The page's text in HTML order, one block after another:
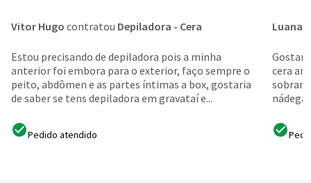
Vitor Hugo contratou Depiladora - Cera
Estou precisando de depiladora pois a minha
anterior foi embora para o exterior, faço sempre o
peito, abdômen e as partes íntimas a box, gostaria
de saber se tens depiladora em gravataí e...
Pedido atendido
Luana
cera